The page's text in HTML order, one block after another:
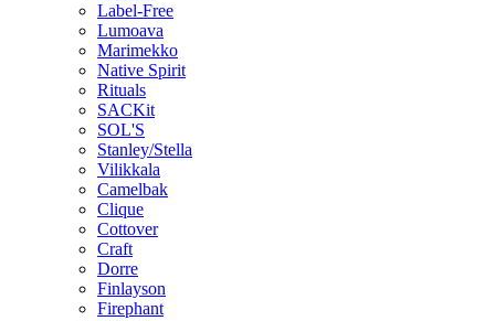
Label-Free
Lumoava
Marimekko
Native Spirit
Rituals
SACKit
SOL'S
Stanley/Stella
Vilikkala
Camelbak
Clique
Cottover
Craft
Dorre
Finlayson
Firephant